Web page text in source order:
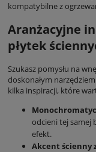
kompatybilne z
Aranżacyjne
płytek
Szukasz pomysłu na
doskonałym
kilka inspiracji, które
odcieni tej samej
efekt.
Akcent ścienny